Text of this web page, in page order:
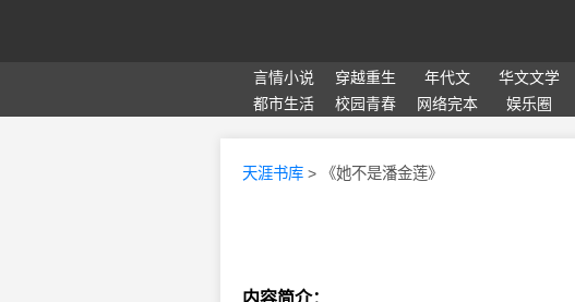
言情小说 穿越重生 年代文 华文文学
都市生活
校园青春 网络完本 娱乐圈
天涯书库 > 《她不是潘金莲》
内容简介：